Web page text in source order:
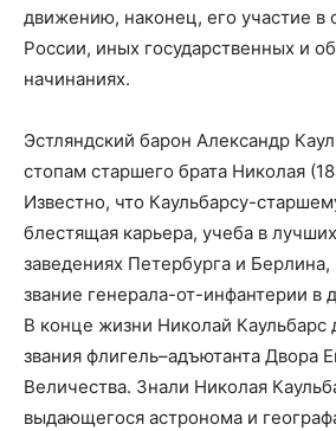
движению, наконец, его участие в
России, иных государственных и
начинаниях.
Эстляндский барон Александр
стопам старшего брата Николая
Известно, что Каульбарсу-
блестящая карьера, учеба в
заведениях Петербурга и
звание генерала-от-инфантерии в
В конце жизни Николай Каульбарс
звания флигель–адъютанта Двора
Величества. Знали Николая
выдающегося астронома и